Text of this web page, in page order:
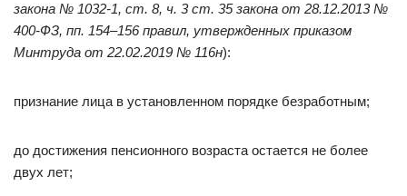
закона № 1032-1, ст. 8, ч. 3 ст. 35 закона от 28.12.2013 №
400-ФЗ, пп. 154–156 правил, утвержденных приказом
Минтруда от 22.02.2019 № 116н):
признание лица в установленном порядке безработным;
до достижения пенсионного возраста остается не более
двух лет;